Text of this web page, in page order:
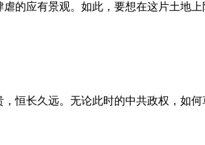
的应有景观。如此，要想在这片土地
恒长久远。无论此时的中共政权，如何